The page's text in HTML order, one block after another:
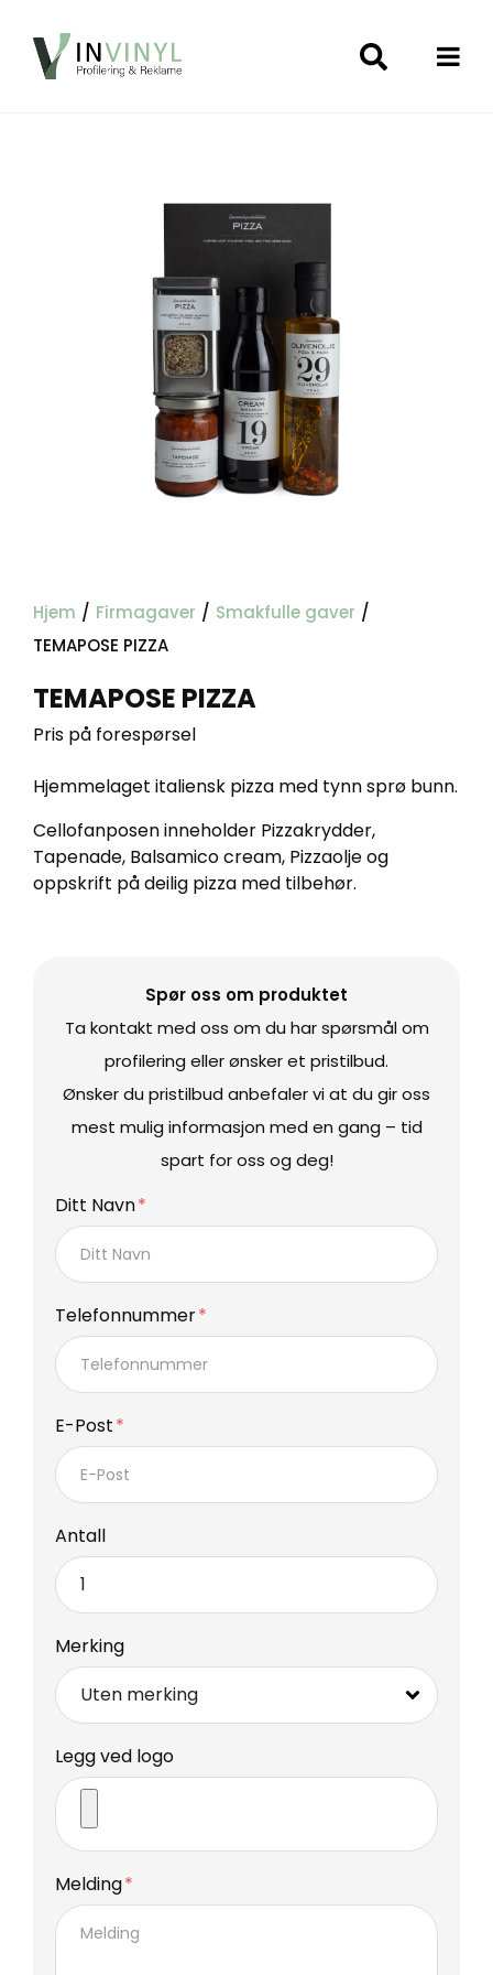
Hjem / Firmagaver / Smakfulle gaver /
TEMAPOSE PIZZA
TEMAPOSE PIZZA
Pris på forespørsel
Hjemmelaget italiensk pizza med tynn sprø bunn.
Cellofanposen inneholder Pizzakrydder,
Tapenade, Balsamico cream, Pizzaolje og
oppskrift på deilig pizza med tilbehør.
Spør oss om produktet
Ta kontakt med oss om du har spørsmål om
profilering eller ønsker et pristilbud.
Ønsker du pristilbud anbefaler vi at du gir oss
mest mulig informasjon med en gang – tid
spart for oss og deg!
Ditt Navn
Telefonnummer
E-Post
Antall
Merking
Legg ved logo
Melding